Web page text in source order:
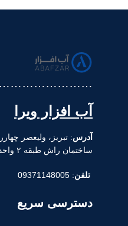
آب افزار ویرا
آدرس: تبریز، ولیعصر
ساختمان راش طبقه ۲ واحد ۲
تلفن: 09371148005
دسترسی سریع